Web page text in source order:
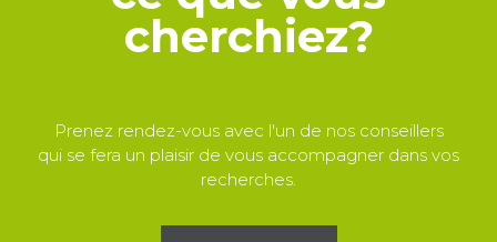
cherchiez?
Prenez rendez-vous avec l'un de nos conseillers
qui se fera un plaisir de vous accompagner dans vos
recherches.